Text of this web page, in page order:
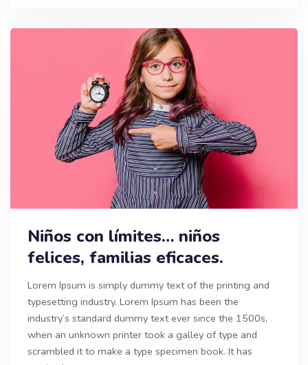
Niños con límites… niños
felices, familias eficaces.
Lorem Ipsum is simply dummy text of the printing and
typesetting industry. Lorem Ipsum has been the
industry’s standard dummy text ever since the 1500s,
when an unknown printer took a galley of type and
scrambled it to make a type specimen book. It has